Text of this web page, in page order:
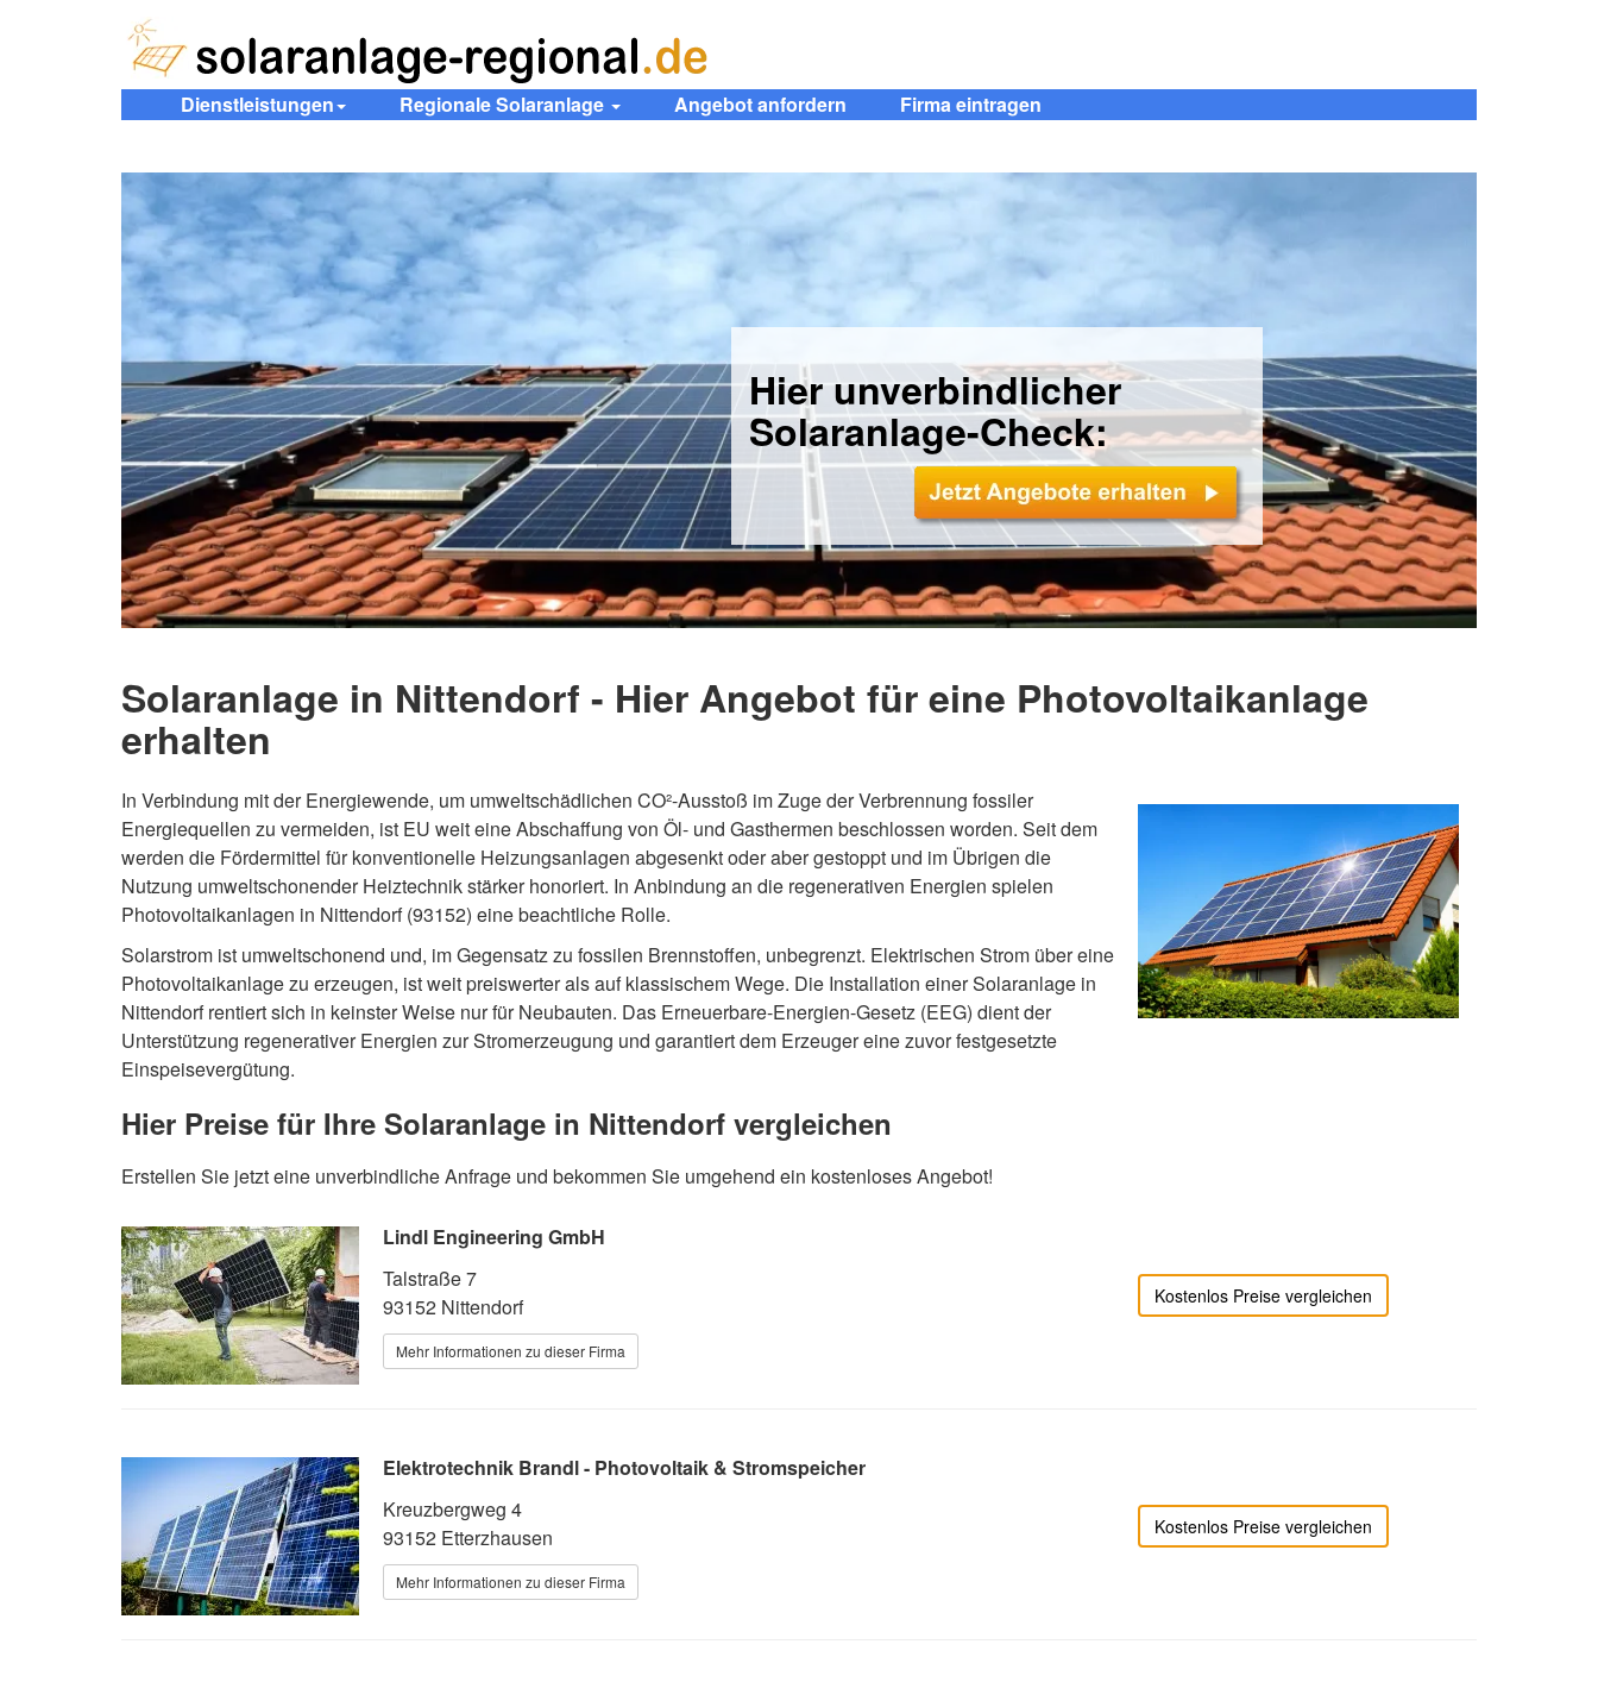
Dienstleistungen Regionale Solaranlage Angebot anfordern Firma eintragen
Hier unverbindlicher
Solaranlage-Check:
Solaranlage in Nittendorf - Hier Angebot für eine Photovoltaikanlage
erhalten
In Verbindung mit der Energiewende, um umweltschädlichen CO²-Ausstoß im Zuge der Verbrennung fossiler
Energiequellen zu vermeiden, ist EU weit eine Abschaffung von Öl- und Gasthermen beschlossen worden. Seit dem
werden die Fördermittel für konventionelle Heizungsanlagen abgesenkt oder aber gestoppt und im Übrigen die
Nutzung umweltschonender Heiztechnik stärker honoriert. In Anbindung an die regenerativen Energien spielen
Photovoltaikanlagen in Nittendorf (93152) eine beachtliche Rolle.
Solarstrom ist umweltschonend und, im Gegensatz zu fossilen Brennstoffen, unbegrenzt. Elektrischen Strom über eine
Photovoltaikanlage zu erzeugen, ist weit preiswerter als auf klassischem Wege. Die Installation einer Solaranlage in
Nittendorf rentiert sich in keinster Weise nur für Neubauten. Das Erneuerbare-Energien-Gesetz (EEG) dient der
Unterstützung regenerativer Energien zur Stromerzeugung und garantiert dem Erzeuger eine zuvor festgesetzte
Einspeisevergütung.
Hier Preise für Ihre Solaranlage in Nittendorf vergleichen
Erstellen Sie jetzt eine unverbindliche Anfrage und bekommen Sie umgehend ein kostenloses Angebot!
Lindl Engineering GmbH
Talstraße 7
93152 Nittendorf
Mehr Informationen zu dieser Firma
Kostenlos Preise vergleichen
Elektrotechnik Brandl - Photovoltaik & Stromspeicher
Kreuzbergweg 4
93152 Etterzhausen
Mehr Informationen zu dieser Firma
Kostenlos Preise vergleichen